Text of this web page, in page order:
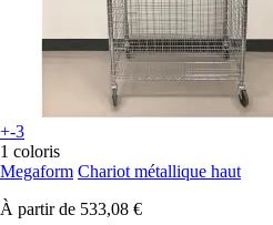
+-3
1 coloris
Megaform Chariot métallique haut
À partir de 533,08 €